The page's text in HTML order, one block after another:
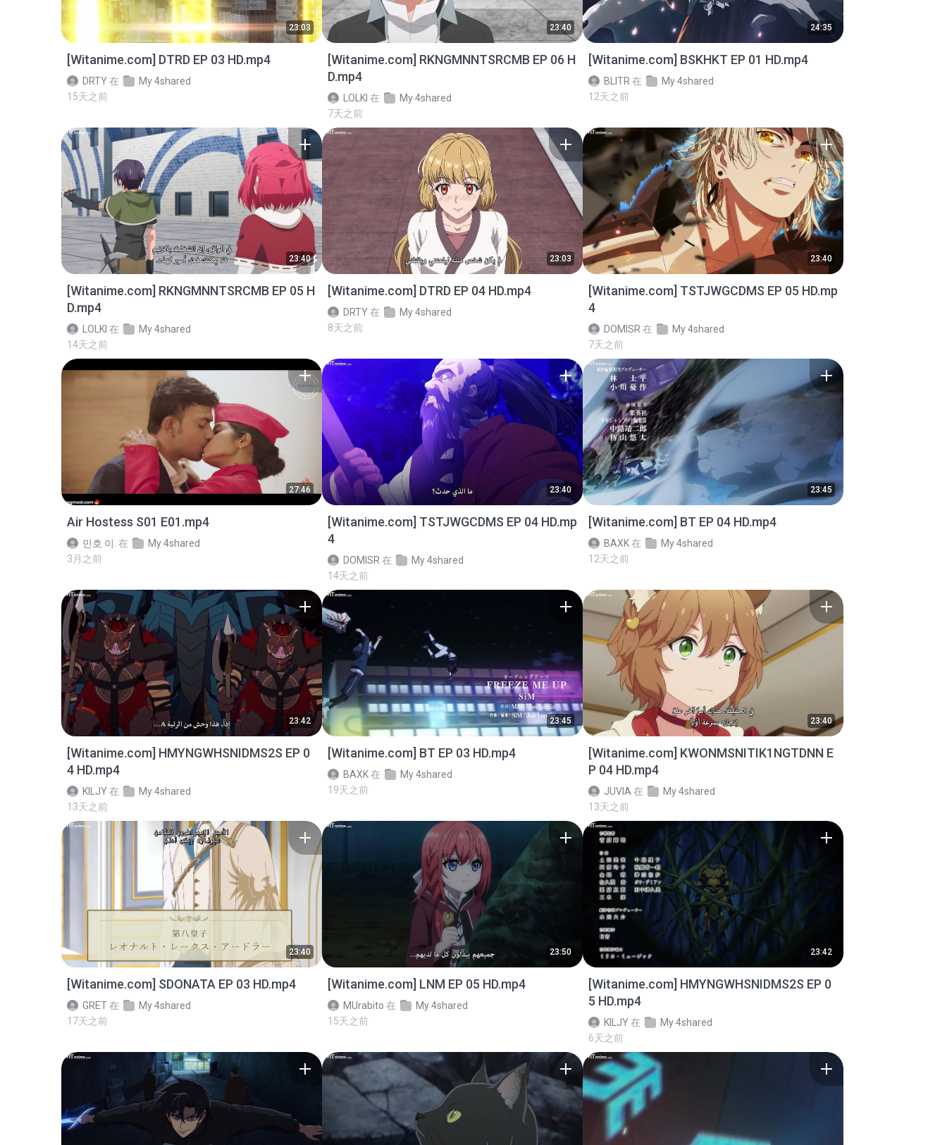
23:03
[Witanime.com] DTRD EP 03 HD.mp4
DRTY在
My 4shared
15天之前
23:40
[Witanime.com] RKNGMNNTSRCMB EP 06 H
D.mp4
LOLKI 在
My 4shared
7天之前
24:35
[Witanime.com] BSKHKT EP 01 HD.mp4
BLITR 在
My 4shared
12天之前
23:40
[Witanime.com] RKNGMNNTSRCMB EP 05 H
D.mp4
LOLKI 在
My 4shared
14天之前
23:03
[Witanime.com] DTRD EP 04 HD.mp4
DRTY在
My 4shared
8天之前
23:40
[Witanime.com] TSTJWGCDMS EP 05 HD.mp
4
DOMISR 在
My 4shared
7天之前
27:46
Air Hostess S01 E01.mp4
민호 이. 在
My 4shared
3月之前
23:40
[Witanime.com] TSTJWGCDMS EP 04 HD.mp
4
DOMISR 在
My 4shared
14天之前
23:45
[Witanime.com] BT EP 04 HD.mp4
BAXK在
My 4shared
12天之前
23:42
[Witanime.com] HMYNGWHSNIDMS2S EP 0
4 HD.mp4
KILJY在
My 4shared
13天之前
23:45
[Witanime.com] BT EP 03 HD.mp4
BAXK在
My 4shared
19天之前
23:40
[Witanime.com] KWONMSNITIK1NGTDNN E
P 04 HD.mp4
JUVIA 在
My 4shared
13天之前
23:40
[Witanime.com] SDONATA EP 03 HD.mp4
GRET在
My 4shared
17天之前
23:50
[Witanime.com] LNM EP 05 HD.mp4
MUrabito 在
My 4shared
15天之前
23:42
[Witanime.com] HMYNGWHSNIDMS2S EP 0
5 HD.mp4
KILJY在
My 4shared
6天之前